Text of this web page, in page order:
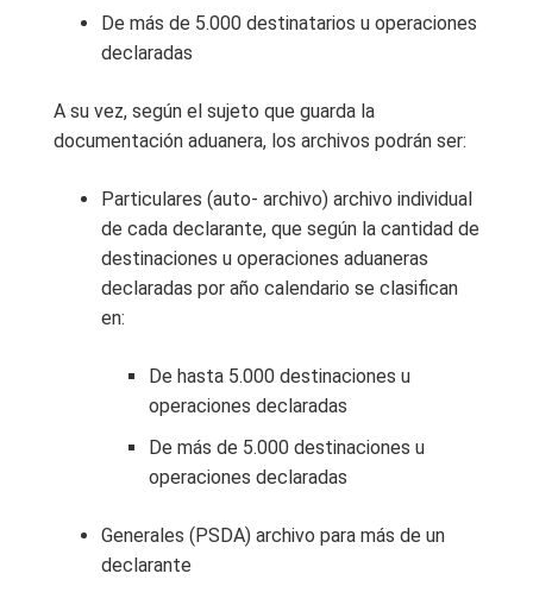
De más de 5.000 destinatarios u operaciones
declaradas
A su vez, según el sujeto que guarda la
documentación aduanera, los archivos podrán ser:
Particulares (auto- archivo) archivo individual
de cada declarante, que según la cantidad de
destinaciones u operaciones aduaneras
declaradas por año calendario se clasifican
en:
De hasta 5.000 destinaciones u
operaciones declaradas
De más de 5.000 destinaciones u
operaciones declaradas
Generales (PSDA) archivo para más de un
declarante